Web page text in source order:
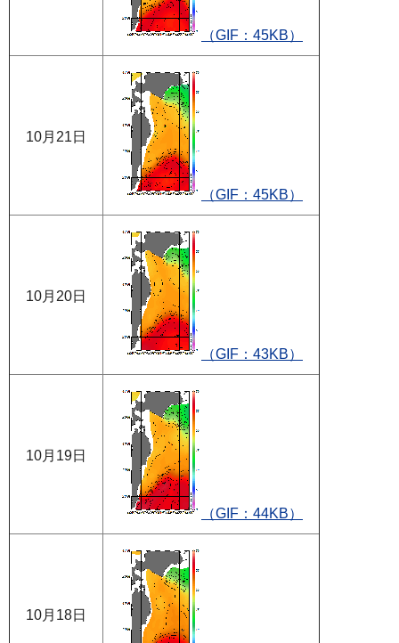
（GIF：45KB）
10月21日
（GIF：45KB）
10月20日
（GIF：43KB）
10月19日
（GIF：44KB）
10月18日